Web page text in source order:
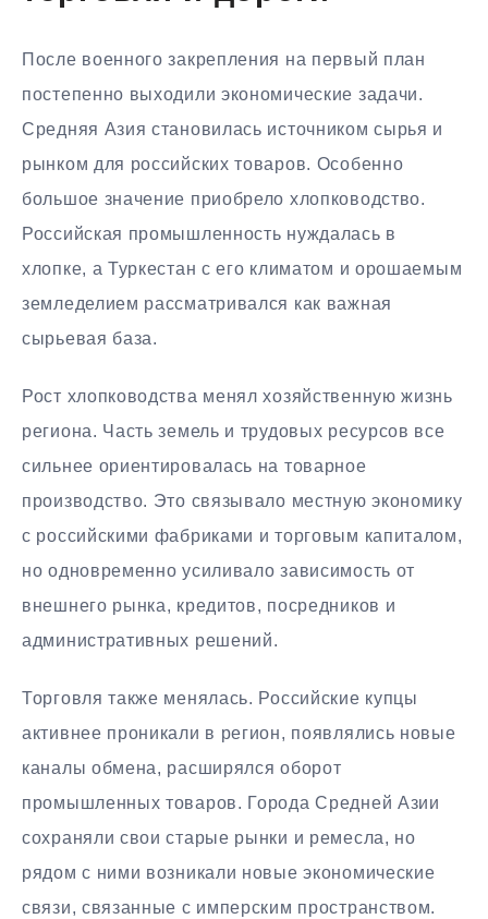
После военного закрепления на первый план
постепенно выходили экономические задачи.
Средняя Азия становилась источником сырья и
рынком для российских товаров. Особенно
большое значение приобрело хлопководство.
Российская промышленность нуждалась в
хлопке, а Туркестан с его климатом и орошаемым
земледелием рассматривался как важная
сырьевая база.
Рост хлопководства менял хозяйственную жизнь
региона. Часть земель и трудовых ресурсов все
сильнее ориентировалась на товарное
производство. Это связывало местную экономику
с российскими фабриками и торговым капиталом,
но одновременно усиливало зависимость от
внешнего рынка, кредитов, посредников и
административных решений.
Торговля также менялась. Российские купцы
активнее проникали в регион, появлялись новые
каналы обмена, расширялся оборот
промышленных товаров. Города Средней Азии
сохраняли свои старые рынки и ремесла, но
рядом с ними возникали новые экономические
связи, связанные с имперским пространством.